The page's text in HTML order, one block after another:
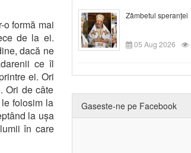
o formă mai
de la ei.
dacă ne
ce îl
ei. Ori
Ori de câte
folosim la
la ușa
în care
Zâmbetul speranței
05 Aug 2026
Gaseste-ne pe Facebook